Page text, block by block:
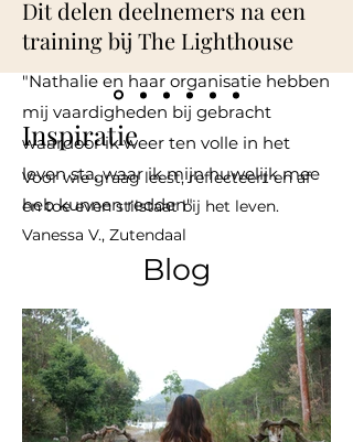
Dit delen deelnemers na een
training bij The Lighthouse
"Nathalie en haar organisatie hebben
mij vaardigheden bij gebracht
waardoor ik weer ten volle in het
leven sta, waar ik mijn huwelijk mee
heb kunnen redden"
Vanessa V., Zutendaal
Inspiratie
Voor wie graag leest, reflecteert en af
en toe even stilstaat bij het leven.
Blog